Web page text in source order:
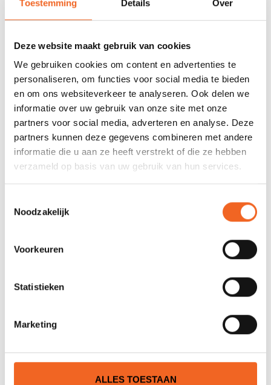
Toestemming Details Over
Deze website maakt gebruik van cookies
We gebruiken cookies om content en advertenties te
personaliseren, om functies voor social media te bieden
en om ons websiteverkeer te analyseren. Ook delen we
informatie over uw gebruik van onze site met onze
partners voor social media, adverteren en analyse. Deze
partners kunnen deze gegevens combineren met andere
informatie die u aan ze heeft verstrekt of die ze hebben
verzameld op basis van uw gebruik van hun services.
Noodzakelijk
Voorkeuren
Statistieken
Marketing
ALLES TOESTAAN
bijbehorende deksels. Bij twijfel kunt u ons bellen op 075-
6218805 of mailen viainfo@kajak.nlvoor advies. Geef hierbij
Exclusief dekring.
Nog niet gewaardeerd
0 sterren op basis van 0 beoordelingen
GERELATEERDE PRODUCTEN